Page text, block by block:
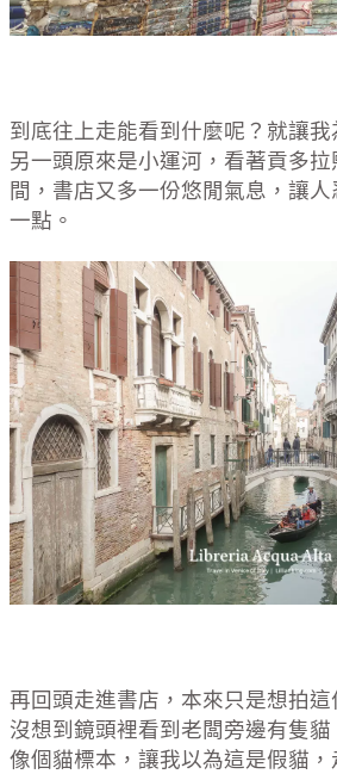
到底往上走能看到什麼呢？就讓
另一頭原來是小運河，看著貢多
間，書店又多一份悠閒氣息，讓
一點。
再回頭走進書店，本來只是想拍這
沒想到鏡頭裡看到老闆旁邊有隻
像個貓標本，讓我以為這是假貓